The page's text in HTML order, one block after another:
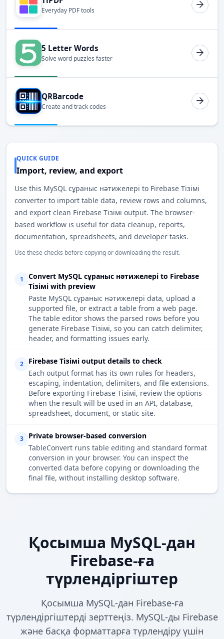
Everyday PDF tools
5 Letter Words
Solve word puzzles faster
QRBarcode
Create and track codes
QUICK GUIDE
Import, review, and export
Use this MySQL сұраныс нәтижелері to Firebase Тізімі
converter to import table data, review rows and columns,
and export clean Firebase Тізімі output. The browser-
based workflow is useful for data cleanup, reports,
documentation, spreadsheets, and developer tasks.
Use these checks before copying or downloading the result.
1
Convert MySQL сұраныс нәтижелері to Firebase
Тізімі with preview
Paste MySQL сұраныс нәтижелері data, upload a
supported file, or extract a table from a web page.
The table editor shows the parsed rows before you
generate Firebase Тізімі, so you can catch delimiter,
header, and formatting issues early.
2
Firebase Тізімі output details to check
Each output format has its own rules for headers,
escaping, indentation, delimiters, and file extensions.
Before exporting Firebase Тізімі, review the options
when the result will be used in an API, database,
spreadsheet, document, or static site.
3
Private browser-based conversion
TableConvert runs table editing and standard format
conversion in your browser. You can inspect the
converted data before copying or downloading the
final file, without installing desktop software.
Қосымша MySQL-дан
Firebase-ға
түрлендіргіштер
Қосымша MySQL-дан Firebase-ға
түрлендіргіштерді зерттеңіз. MySQL-ды Firebase
және басқа форматтарға түрлендіру үшін